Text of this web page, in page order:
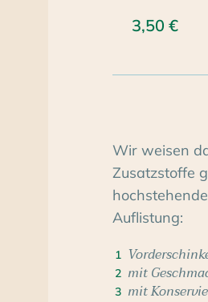
3,50 €
Wir weisen
Zusatzstoffe
Auflistung:
1
2 mit
3 mit